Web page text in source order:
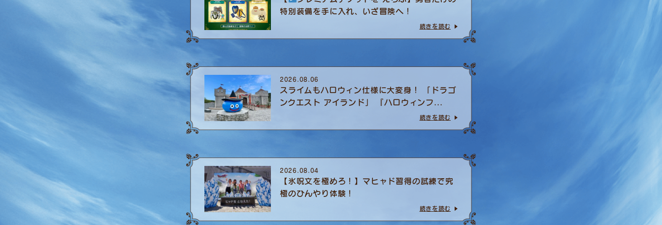
特別装備を手に入れ、いざ冒険へ！
続きを読む
2026.08.06
スライムもハロウィン仕様に大変身！ 「ドラゴ
ンクエスト アイランド」 『ハロウィンフ...
続きを読む
2026.08.04
【氷呪文を極めろ！】マヒャド習得の試練で究
極のひんやり体験！
続きを読む